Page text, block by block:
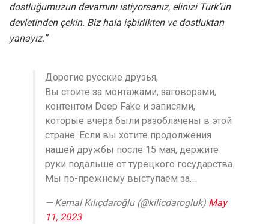
dostluğumuzun devamını istiyorsanız, elinizi Türk’ün
devletinden çekin. Biz hala işbirlikten ve dostluktan
yanayız.”
Дорогие русские друзья,
Вы стоите за монтажами, заговорами,
контентом Deep Fake и записями,
которые вчера были разоблачены в этой
стране. Если вы хотите продолжения
нашей дружбы после 15 мая, держите
руки подальше от турецкого государства.
Мы по-прежнему выступаем за…
— Kemal Kılıçdaroğlu (@kilicdarogluk) May
11, 2023